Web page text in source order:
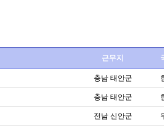
근무지
충남 태안군
충남 태안군
전남 신안군